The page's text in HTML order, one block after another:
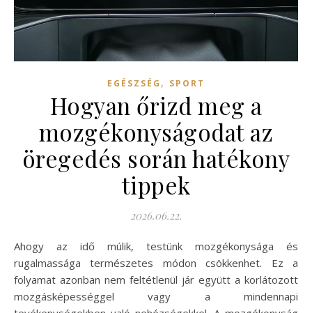
EGÉSZSÉG , SPORT
Hogyan őrizd meg a
mozgékonyságodat az
öregedés során hatékony
tippek
2026.06.22.
Ahogy az idő múlik, testünk mozgékonysága és
rugalmassága természetes módon csökkenhet. Ez a
folyamat azonban nem feltétlenül jár együtt a korlátozott
mozgásképességgel vagy a mindennapi